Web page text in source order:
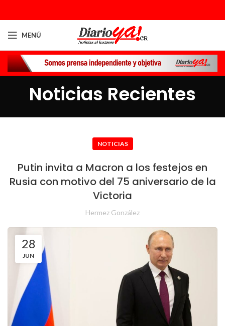
MENÚ
Noticias Recientes
NOTICIAS
Putin invita a Macron a los festejos en
Rusia con motivo del 75 aniversario de la
Victoria
Hermez González
28
JUN